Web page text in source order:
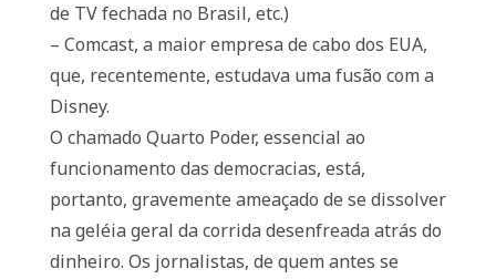
de TV fechada no Brasil, etc.)
– Comcast, a maior empresa de cabo dos EUA,
que, recentemente, estudava uma fusão com a
Disney.
O chamado Quarto Poder, essencial ao
funcionamento das democracias, está,
portanto, gravemente ameaçado de se dissolver
na geléia geral da corrida desenfreada atrás do
dinheiro. Os jornalistas, de quem antes se